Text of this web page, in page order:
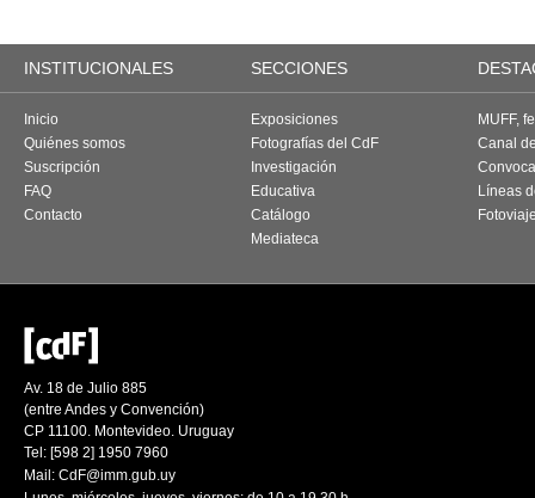
INSTITUCIONALES SECCIONES
Inicio
Quiénes somos
Suscripción
FAQ
Contacto
Exposiciones
Fotografías del CdF
Investigación
Educativa
Catálogo
Mediateca
MUFF,
Canal
Líneas
Av. 18 de Julio 885
(entre Andes y Convención)
CP 11100. Montevideo. Uruguay
Tel: [598 2] 1950 7960
Mail: CdF@imm.gub.uy